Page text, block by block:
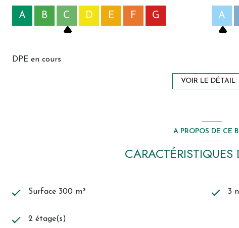
A B C D E F G A
DPE en cours
VOIR LE DÉTAIL
A PROPOS DE CE
CARACTÉRISTIQUES
Surface 300 m² 3
2 étage(s)